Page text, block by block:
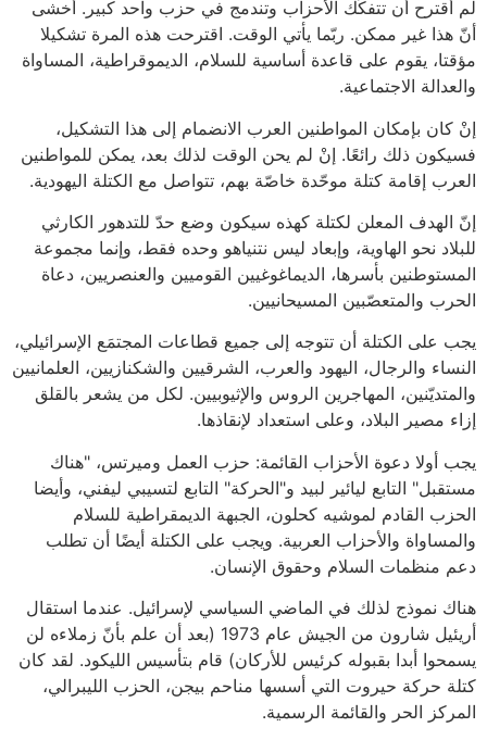
لم أقترح أن تتفكّك الأحزاب وتندمج في حزب واحد كبير. أخشى
أنّ هذا غير ممكن. ربّما يأتي الوقت. اقترحت هذه المرة تشكيلا
مؤقتا، يقوم على قاعدة أساسية للسلام، الديموقراطية، المساواة
والعدالة الاجتماعية.
إنْ كان بإمكان المواطنين العرب الانضمام إلى هذا التشكيل،
فسيكون ذلك رائعًا. إنْ لم يحن الوقت لذلك بعد، يمكن للمواطنين
العرب إقامة كتلة موحّدة خاصّة بهم، تتواصل مع الكتلة اليهودية.
إنّ الهدف المعلن لكتلة كهذه سيكون وضع حدّ للتدهور الكارثي
للبلاد نحو الهاوية، وإبعاد ليس نتنياهو وحده فقط، وإنما مجموعة
المستوطنين بأسرها، الديماغوغيين القوميين والعنصريين، دعاة
الحرب والمتعصّبين المسيحانيين.
يجب على الكتلة أن تتوجه إلى جميع قطاعات المجتمَع الإسرائيلي،
النساء والرجال، اليهود والعرب، الشرقيين والشكنازيين، العلمانيين
والمتديّنين، المهاجرين الروس والإثيوبيين. لكل من يشعر بالقلق
إزاء مصير البلاد، وعلى استعداد لإنقاذها.
يجب أولا دعوة الأحزاب القائمة: حزب العمل وميرتس، "هناك
مستقبل" التابع ليائير لبيد و"الحركة" التابع لتسيبي ليفني، وأيضا
الحزب القادم لموشيه كحلون، الجبهة الديمقراطية للسلام
والمساواة والأحزاب العربية. ويجب على الكتلة أيضًا أن تطلب
دعم منظمات السلام وحقوق الإنسان.
هناك نموذج لذلك في الماضي السياسي لإسرائيل. عندما استقال
أريئيل شارون من الجيش عام 1973 (بعد أن علم بأنّ زملاءه لن
يسمحوا أبدا بقبوله كرئيس للأركان) قام بتأسيس الليكود. لقد كان
كتلة حركة حيروت التي أسسها مناحم بيجن، الحزب الليبرالي،
المركز الحر والقائمة الرسمية.